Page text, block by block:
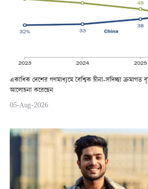
একাধিক দেশের গণমাধ্যমে বৈশ্বিক চীনা-সদিচ্ছা ক্রমাগত
আলোচনা করেছেন
05-Aug-2026